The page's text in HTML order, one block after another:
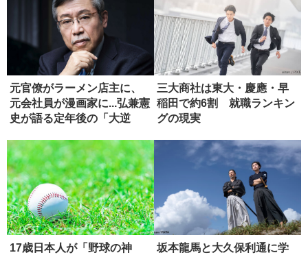
元官僚がラーメン店主に、
元会社員が漫画家に...弘兼憲
史が語る定年後の「大逆
三大商社は東大・慶應・早
稲田で約6割 就職ランキン
グの現実
17歳日本人が「野球の神
坂本龍馬と大久保利通に学